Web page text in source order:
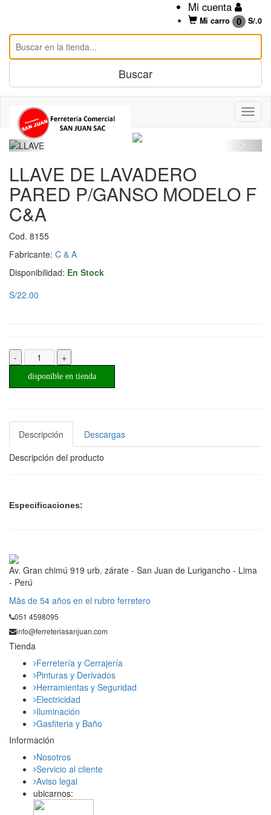
Mi cuenta
Mi carro 0 S/.0
LLAVE DE LAVADERO
PARED P/GANSO MODELO F
C&A
Cod. 8155
Fabricante: C & A
Disponibilidad: En Stock
S/22.00
- +
disponible en tienda
Descripción
Descargas
Descripción del producto
Especificaciones:
Av. Gran chimú 919 urb. zárate - San Juan de Lurigancho - Lima
- Perú
Mås de 54 años en el rubro ferretero
051 4598095
info@ferreteriasanjuan.com
Tienda
Ferretería y Cerrajería
Pinturas y Derivados
Herramientas y Seguridad
Electricidad
Iluminación
Gasfiteria y Baño
Información
Nosotros
Servicio al cliente
Aviso legal
ubicarnos: